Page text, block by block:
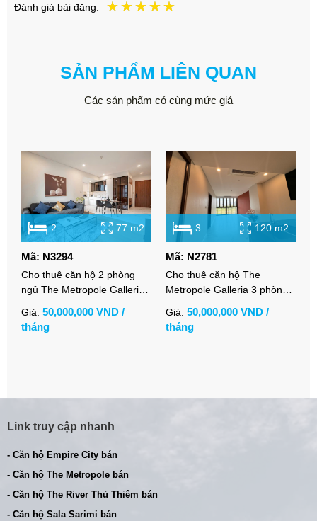
Đánh giá bài đăng:
SẢN PHẨM LIÊN QUAN
Các sản phẩm có cùng mức giá
2 77 m2
Mã: N3294
Cho thuê căn hộ 2 phòng
ngủ The Metropole Galleria
Giá: 50,000,000 VND /
tháng
3 120 m2
Mã: N2781
Cho thuê căn hộ The
Metropole Galleria 3 phòng
bản
Giá: 50,000,000 VND /
tháng
Link truy cập nhanh
- Căn hộ Empire City bán
- Căn hộ The Metropole bán
- Căn hộ The River Thủ Thiêm bán
- Căn hộ Sala Sarimi bán